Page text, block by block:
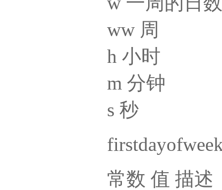
ww 周
h 小时
m 分钟
s 秒
常数 值 描述